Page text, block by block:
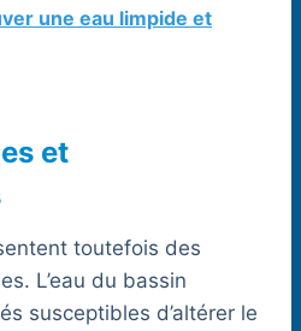
une eau limpide et
et
toutefois des
L’eau du bassin
susceptibles d’altérer le